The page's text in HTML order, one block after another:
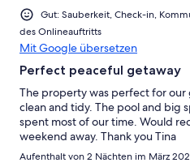
Gut: Sauberkeit, Check-in,
des Onlineauftritts
Mit Google übersetzen
Perfect peaceful getaway
The property was perfect for our
clean and tidy. The pool and big
spent most of our time. Would
weekend away. Thank you Tina
Aufenthalt von 2 Nächten im März